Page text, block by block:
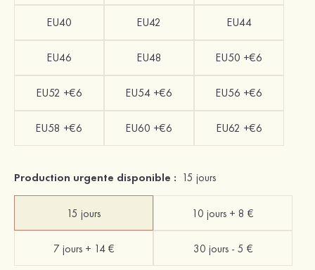
EU40 EU42 EU44
EU46 EU48 EU50 +€6
EU52 +€6 EU54 +€6 EU56 +€6
EU58 +€6 EU60 +€6 EU62 +€6
Production urgente disponible : 15 jours
15 jours 10 jours + 8 €
7 jours + 14 € 30 jours - 5 €